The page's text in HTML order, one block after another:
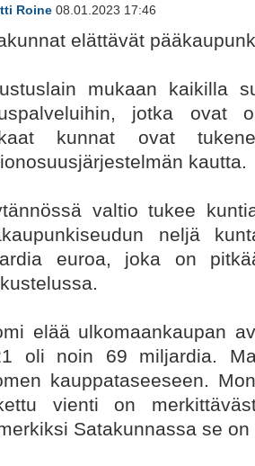
Roine 08.01.2023 17:46
elättävät
mukaan kaikilla
jotka ovat
kunnat ovat
kautta.
valtio tukee
neljä
euroa, joka on
elää ulkomaankaupan
oli noin 69 miljardia.
kauppataseeseen.
vienti on
Satakunnassa se